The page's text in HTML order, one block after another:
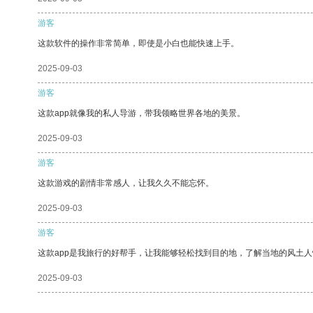
游客
这款软件的操作非常简单，即使是小白也能快速上手。
2025-09-03
游客
这款app就像我的私人导游，带我领略世界各地的美景。
2025-09-03
游客
这款游戏的剧情非常感人，让我久久不能忘怀。
2025-09-03
游客
这款app是我旅行的好帮手，让我能够轻松找到目的地，了解当地的风土
2025-09-03